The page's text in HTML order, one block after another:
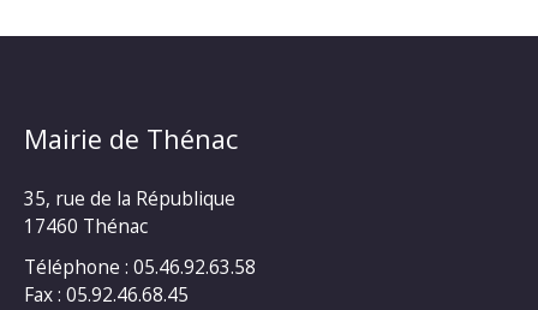
Mairie de Thénac
35, rue de la République
17460 Thénac
Téléphone : 05.46.92.63.58
Fax : 05.92.46.68.45